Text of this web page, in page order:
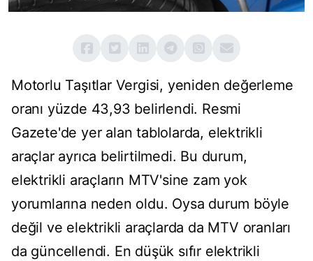
Motorlu Taşıtlar Vergisi, yeniden değerleme
oranı yüzde 43,93 belirlendi. Resmi
Gazete'de yer alan tablolarda, elektrikli
araçlar ayrıca belirtilmedi. Bu durum,
elektrikli araçların MTV'sine zam yok
yorumlarına neden oldu. Oysa durum böyle
değil ve elektrikli araçlarda da MTV oranları
da güncellendi. En düşük sıfır elektrikli